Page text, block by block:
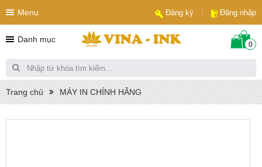
Menu Đăng ký Đăng nhập
Danh mục
0
Trang chủ MÁY IN CHÍNH HÃNG